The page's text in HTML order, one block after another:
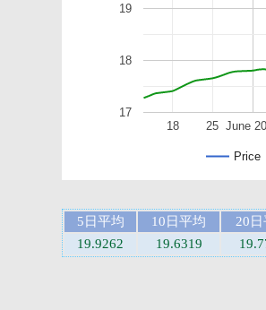
Price
June
18 25
17
18
19
5日平均 10日平均
20
19.9262
19.6319